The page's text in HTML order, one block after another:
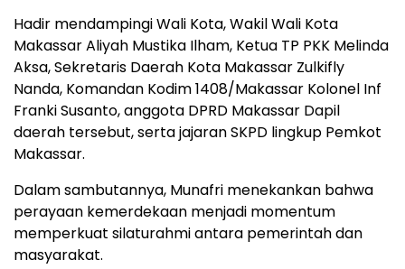
Hadir mendampingi Wali Kota, Wakil Wali Kota
Makassar Aliyah Mustika Ilham, Ketua TP PKK Melinda
Aksa, Sekretaris Daerah Kota Makassar Zulkifly
Nanda, Komandan Kodim 1408/Makassar Kolonel Inf
Franki Susanto, anggota DPRD Makassar Dapil
daerah tersebut, serta jajaran SKPD lingkup Pemkot
Makassar.
Dalam sambutannya, Munafri menekankan bahwa
perayaan kemerdekaan menjadi momentum
memperkuat silaturahmi antara pemerintah dan
masyarakat.